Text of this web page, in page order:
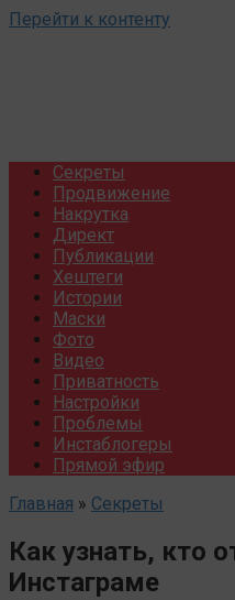
Перейти к контенту
Секреты
Продвижение
Накрутка
Директ
Публикации
Хештеги
Истории
Маски
Фото
Видео
Приватность
Настройки
Проблемы
Инстаблогеры
Прямой эфир
Главная » Секреты
Как узнать, кто
Инстаграме